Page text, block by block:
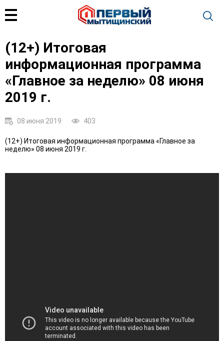
(12+) Итоговая
информационная программа
«Главное за неделю» 08 июня
2019 г.
08 июня 2019 403
(12+) Итоговая информационная программа «Главное за
неделю» 08 июня 2019 г.